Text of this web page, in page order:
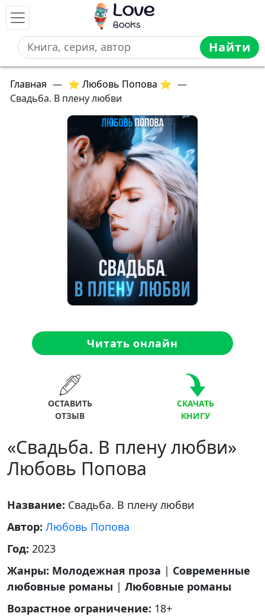
Найти
Главная — ⭐ Любовь Попова ⭐ —
Свадьба. В плену любви
Читать онлайн
ОСТАВИТЬ
ОТЗЫВ
СКАЧАТЬ
КНИГУ
«Свадьба. В плену любви»
Любовь Попова
Название: Свадьба. В плену любви
Автор: Любовь Попова
Год: 2023
Жанры: Молодежная проза | Современные
любовные романы | Любовные романы
Возрастное ограничение: 18+